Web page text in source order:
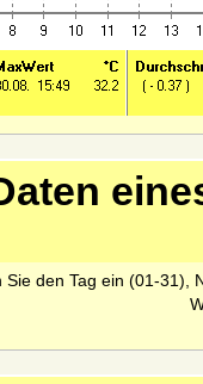
Sie den Tag ein (01-31),